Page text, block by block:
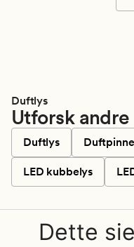
Duftlys
Utforsk
Duftlys
LED kubbelys
Dette